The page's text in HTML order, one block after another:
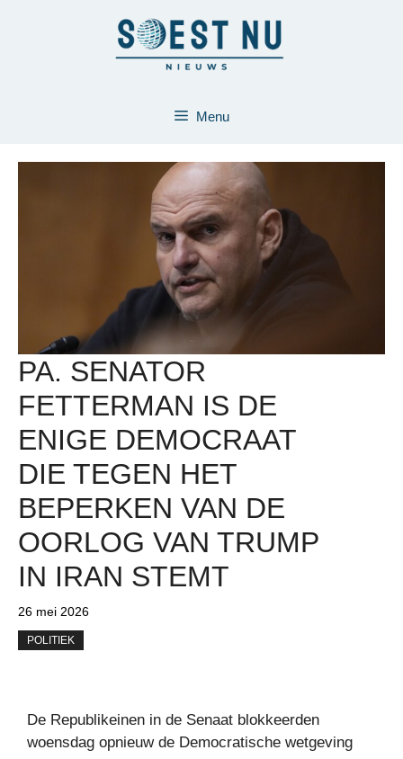
Menu
PA. SENATOR
FETTERMAN IS DE
ENIGE DEMOCRAAT
DIE TEGEN HET
BEPERKEN VAN DE
OORLOG VAN TRUMP
IN IRAN STEMT
26 mei 2026
POLITIEK
De Republikeinen in de Senaat blokkeerden
woensdag opnieuw de Democratische wetgeving